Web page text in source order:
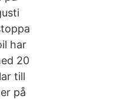
har
20
till
på